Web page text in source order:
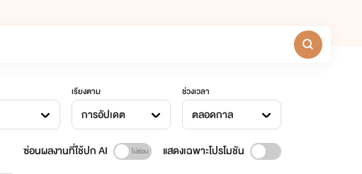
เรียงตาม
การอัปเดต
ช่วงเวลา
ตลอดกาล
ซ่อนผลงานที่ใช้ปก AI แสดงเฉพาะโปรโมชัน